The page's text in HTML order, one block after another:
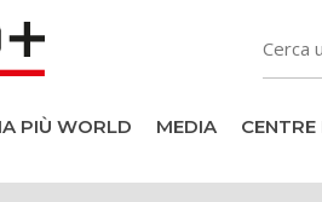
PIÙ WORLD MEDIA CENTRE